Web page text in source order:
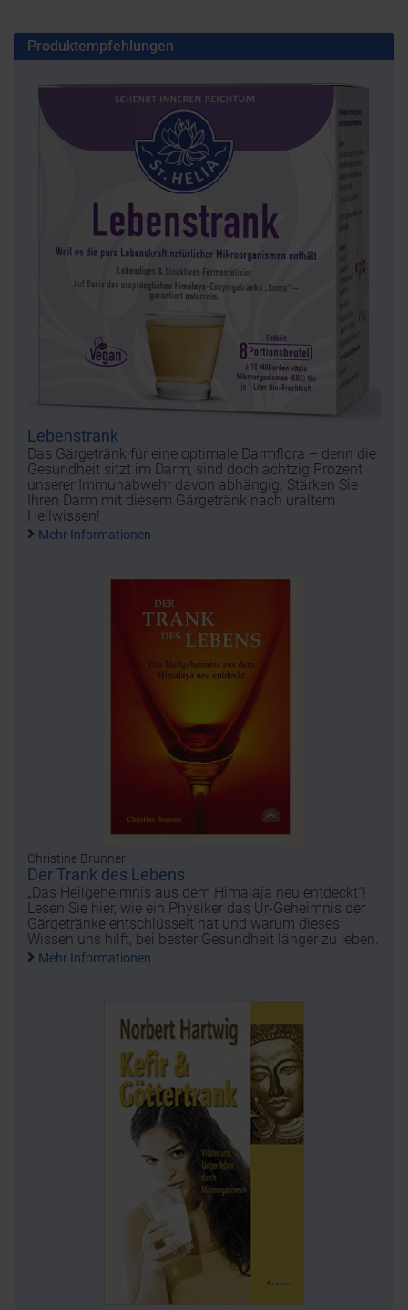
Produktempfehlungen
Lebenstrank
Das Gärgetränk für eine optimale Darmflora – denn die
Gesundheit sitzt im Darm, sind doch achtzig Prozent
unserer Immunabwehr davon abhängig. Stärken Sie
Ihren Darm mit diesem Gärgetränk nach uraltem
Heilwissen!
Mehr Informationen
Christine Brunner
Der Trank des Lebens
„Das Heilgeheimnis aus dem Himalaja neu entdeckt“!
Lesen Sie hier, wie ein Physiker das Ur-Geheimnis der
Gärgetränke entschlüsselt hat und warum dieses
Wissen uns hilft, bei bester Gesundheit länger zu leben.
Mehr Informationen